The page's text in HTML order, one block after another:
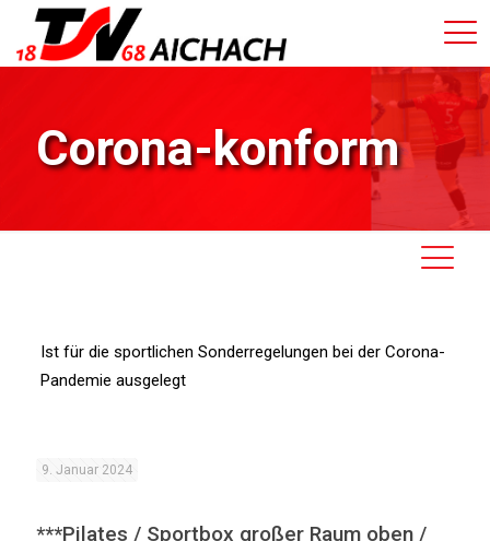
Corona-konform
Ist für die sportlichen Sonderregelungen bei der Corona-
Pandemie ausgelegt
9. Januar 2024
***Pilates / Sportbox großer Raum oben /